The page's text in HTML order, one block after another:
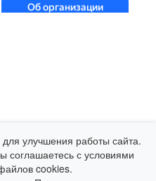
улучшения работы сайта.
соглашаетесь с условиями
cookies.